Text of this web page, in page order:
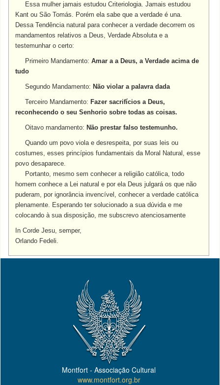
Essa mulher jamais estudou Criteriologia. Jamais estudou
Kant ou São Tomás. Porém ela sabe que a verdade é una.
Dessa Tendência natural para conhecer a verdade decorrem os
mandamentos relativos a Deus, Verdade Absoluta e a
testemunhar o certo:
Primeiro Mandamento:Amar a a Deus, a Verdade acima de
tudo
Segundo Mandamento: Não violar a palavra dada
Terceiro Mandamento: Fazer sacrifícios a Deus,
reconhecendo o seu Senhorio sobre todas as coisas.
Oitavo mandamento: Não prestar falso testemunho.
Quando um povo viola e desrespeita, por suas leis ou
costumes, esses princípios fundamentais da Moral Natural, esse
povo desaparece.
Portanto, mesmo sem conhecer a religião católica, todo
homem conhece a Lei natural e por ela Deus julgará os que não
puderam, por ignorância invencível, conhecer a verdade católica
plenamente. Esperando ter solucionado a sua dúvida e me
colocando à sua disposição, me subscrevo atenciosamente
In Corde Jesu, semper,
Orlando Fedeli.
Montfort - Associação Cultural
www.montfort.org.br